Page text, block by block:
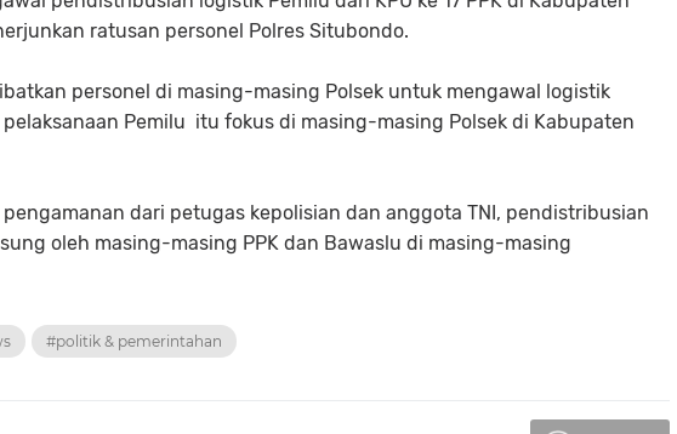
ratusan personel Polres Situbondo.
personel di masing-masing Polsek untuk mengawal logistik
Pemilu itu fokus di masing-masing Polsek di Kabupaten
dari petugas kepolisian dan anggota TNI, pendistribusian
oleh masing-masing PPK dan Bawaslu di masing-masing
#politik & pemerintahan